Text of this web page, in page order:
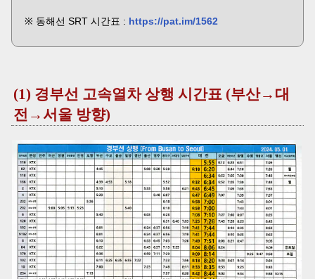
※ 동해선 SRT 시간표 : https://pat.im/1562
(1) 경부선 고속열차 상행 시간표 (부산→대
전→서울 방향)